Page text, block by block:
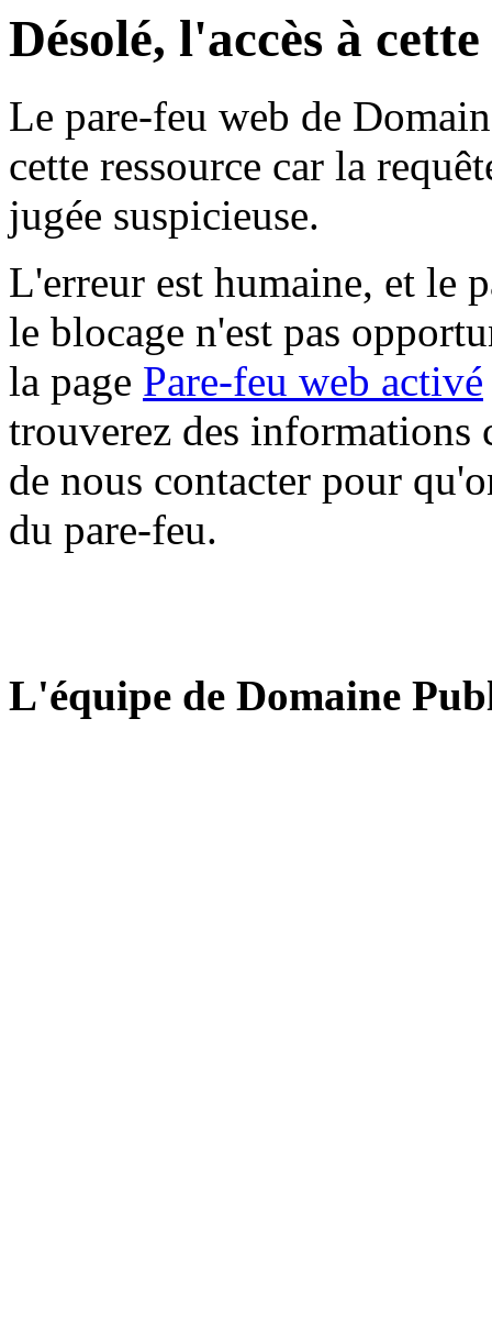
Désolé, l'accès à
Le pare-feu web de
cette ressource car la
jugée suspicieuse.
L'erreur est humaine, et le
le blocage n'est pas
la page Pare-feu web activé
trouverez des informations
de nous contacter pour
du pare-feu.
L'équipe de Domaine